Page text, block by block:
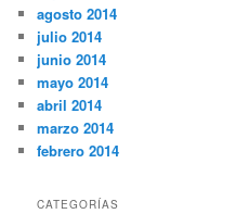
agosto 2014
julio 2014
junio 2014
mayo 2014
abril 2014
marzo 2014
febrero 2014
CATEGORÍAS